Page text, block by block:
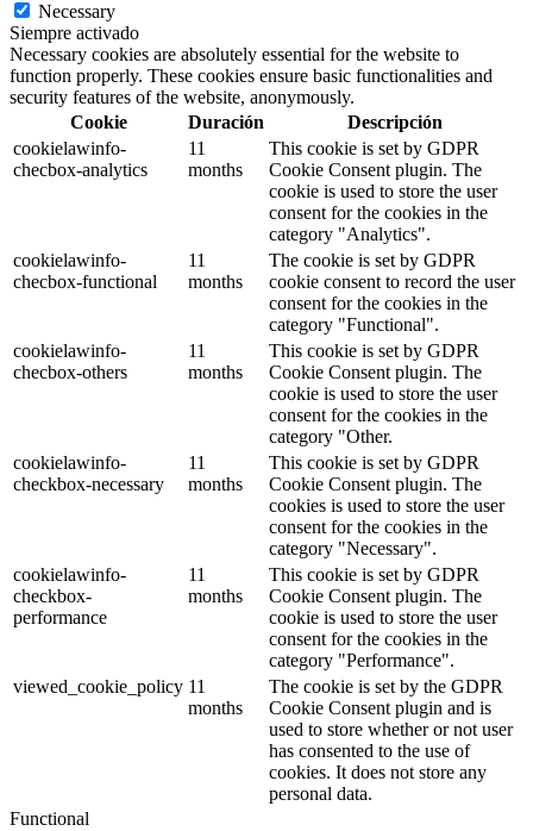
Necessary
Siempre activado
Necessary cookies are absolutely essential for the website to
function properly. These cookies ensure basic functionalities and
security features of the website, anonymously.
Cookie
Duración
Descripción
cookielawinfo-
checbox-analytics
11
months
This cookie is set by GDPR
Cookie Consent plugin. The
cookie is used to store the user
consent for the cookies in the
category "Analytics".
cookielawinfo-
checbox-functional
11
months
The cookie is set by GDPR
cookie consent to record the user
consent for the cookies in the
category "Functional".
cookielawinfo-
checbox-others
11
months
This cookie is set by GDPR
Cookie Consent plugin. The
cookie is used to store the user
consent for the cookies in the
category "Other.
cookielawinfo-
checkbox-necessary
11
months
This cookie is set by GDPR
Cookie Consent plugin. The
cookies is used to store the user
consent for the cookies in the
category "Necessary".
cookielawinfo-
checkbox-
performance
11
months
This cookie is set by GDPR
Cookie Consent plugin. The
cookie is used to store the user
consent for the cookies in the
category "Performance".
viewed_cookie_policy 11
months
The cookie is set by the GDPR
Cookie Consent plugin and is
used to store whether or not user
has consented to the use of
cookies. It does not store any
personal data.
Functional